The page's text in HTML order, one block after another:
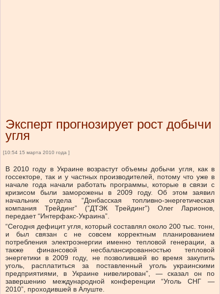
Эксперт прогнозирует рост добычи
угля
[10:54 15 марта 2010 года ]
В 2010 году в Украине возрастут объемы добычи угля, как в
госсекторе, так и у частных производителей, потому что уже в
начале года начали работать программы, которые в связи с
кризисом были заморожены в 2009 году. Об этом заявил
начальник отдела “Донбасская топливно-энергетическая
компания Трейдинг” (”ДТЭК Трейдинг”) Олег Ларионов,
передает “Интерфакс-Украина”.
“Сегодня дефицит угля, который составлял около 200 тыс. тонн,
и был связан с не совсем корректным планированием
потребления электроэнергии именно тепловой генерации, а
также финансовой несбалансированностью тепловой
энергетики в 2009 году, не позволившей во время закупить
уголь, расплатиться за поставленный уголь украинскими
предприятиями, в Украине нивелирован”, — сказал он по
завершению международной конференции “Уголь СНГ —
2010”, проходившей в Алуште.